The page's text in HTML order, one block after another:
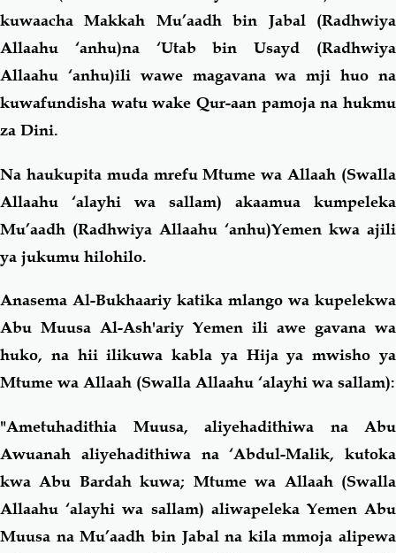
kuwaacha Makkah Mu’aadh bin Jabal (Radhwiya
Allaahu ‘anhu)na ‘Utab bin Usayd (Radhwiya
Allaahu ‘anhu)ili wawe magavana wa mji huo na
kuwafundisha watu wake Qur-aan pamoja na hukmu
za Dini.
Na haukupita muda mrefu Mtume wa Allaah (Swalla
Allaahu ‘alayhi wa sallam) akaamua kumpeleka
Mu’aadh (Radhwiya Allaahu ‘anhu)Yemen kwa ajili
ya jukumu hilohilo.
Anasema Al-Bukhaariy katika mlango wa kupelekwa
Abu Muusa Al-Ash'ariy Yemen ili awe gavana wa
huko, na hii ilikuwa kabla ya Hija ya mwisho ya
Mtume wa Allaah (Swalla Allaahu ‘alayhi wa sallam):
"Ametuhadithia Muusa, aliyehadithiwa na Abu
Awuanah aliyehadithiwa na ‘Abdul-Malik, kutoka
kwa Abu Bardah kuwa; Mtume wa Allaah (Swalla
Allaahu ‘alayhi wa sallam) aliwapeleka Yemen Abu
Muusa na Mu’aadh bin Jabal na kila mmoja alipewa